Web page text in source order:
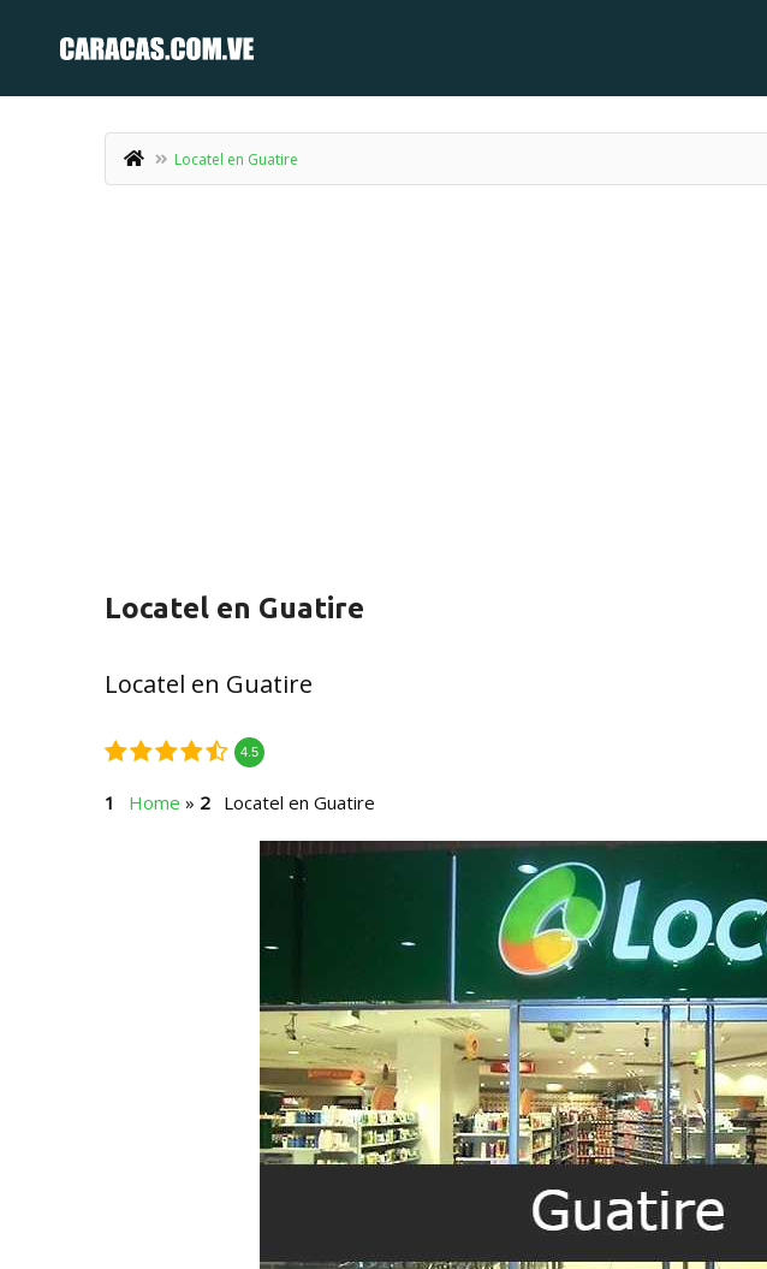
Locatel en Guatire
Locatel en Guatire
Locatel en Guatire
4.5
Home » Locatel en Guatire